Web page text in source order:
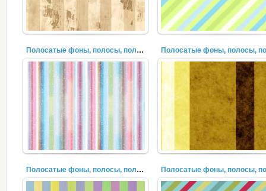
Полосатые фоны, полосы, полоски, лучи (28)
Полосатые фоны, полосы, полоски, лучи (26)